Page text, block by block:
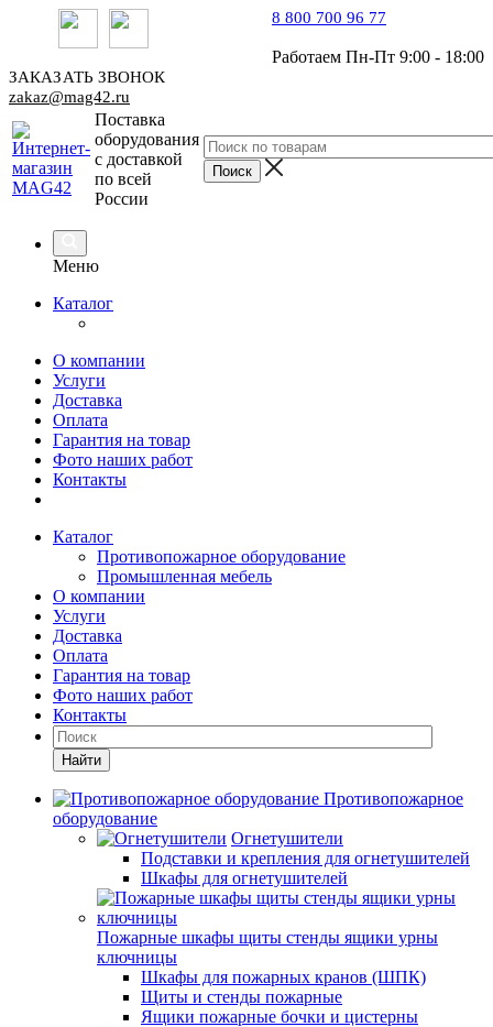
8 800 700 96 77
Работаем Пн-Пт 9:00 - 18:00
ЗАКАЗАТЬ ЗВОНОК
zakaz@mag42.ru
Поставка
оборудования
с доставкой
по всей
России
Меню
Каталог
О компании
Услуги
Доставка
Оплата
Гарантия на товар
Фото наших работ
Контакты
Каталог
Противопожарное оборудование
Промышленная мебель
О компании
Услуги
Доставка
Оплата
Гарантия на товар
Фото наших работ
Контакты
Найти
Противопожарное
оборудование
Огнетушители
Подставки и крепления для огнетушителей
Шкафы для огнетушителей
Пожарные шкафы щиты стенды ящики урны
ключницы
Шкафы для пожарных кранов (ШПК)
Щиты и стенды пожарные
Ящики пожарные бочки и цистерны